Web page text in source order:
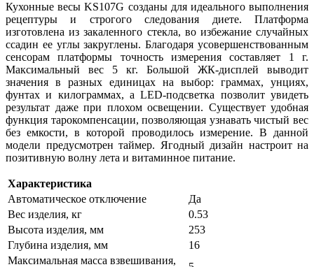
Кухонные весы KS107G созданы для идеального выполнения
рецептуры и строгого следования диете. Платформа
изготовлена из закаленного стекла, во избежание случайных
ссадин ее углы закруглены. Благодаря усовершенствованным
сенсорам платформы точность измерения составляет 1 г.
Максимальный вес 5 кг. Большой ЖК-дисплей выводит
значения в разных единицах на выбор: граммах, унциях,
фунтах и килограммах, а LED-подсветка позволит увидеть
результат даже при плохом освещении. Существует удобная
функция тарокомпенсации, позволяющая узнавать чистый вес
без емкости, в которой проводилось измерение. В данной
модели предусмотрен таймер. Ягодный дизайн настроит на
позитивную волну лета и витаминное питание.
Характеристика
Автоматическое отключение
Да
Вес изделия, кг
0.53
Высота изделия, мм
253
Глубина изделия, мм
16
Максимальная масса взвешивания,